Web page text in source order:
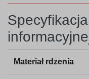
Materiał rdzenia